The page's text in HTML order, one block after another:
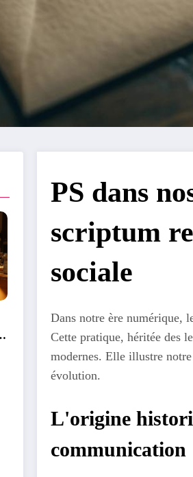
PS dans
scriptum
sociale
Dans notre ère numérique,
Cette pratique, héritée des
modernes. Elle illustre
évolution.
L'origine
communication